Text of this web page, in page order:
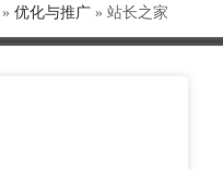
» 优化与推广» 站长之家